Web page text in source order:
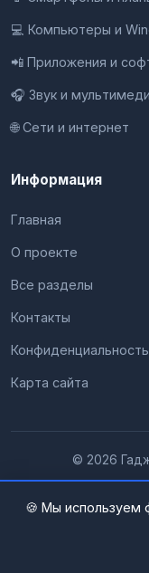
💻 Компьютеры и
📲 Приложения и
🎧 Звук и
🌐 Сети и интернет
Информация
Главная
О проекте
Все разделы
Контакты
Конфиденциальность
Карта сайта
© 2026
🍪 Мы используем